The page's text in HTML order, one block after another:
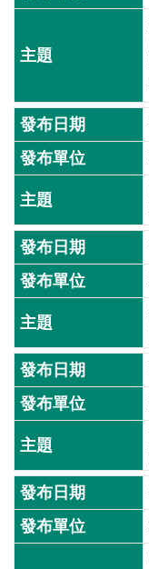
站
覽
民
意
信
箱
雙
語
詞
彙
常
問
答
子
報
RSS